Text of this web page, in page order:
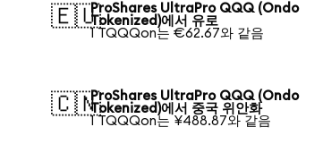
🇪🇺ProShares UltraPro QQQ (Ondo
Tokenized)에서 유로
1 TQQQon는 €62.67와 같음
🇨🇳ProShares UltraPro QQQ (Ondo
Tokenized)에서 중국 위안화
1 TQQQon는 ¥488.87와 같음